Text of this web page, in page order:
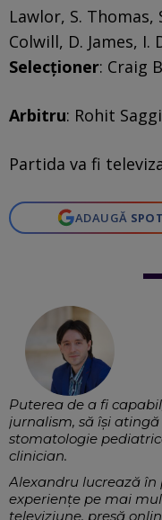
Lawlor, S. Thomas,
Colwill, D. James, I.
Selecționer: Craig
Arbitru: Rohit
Partida va fi
ADAUGĂ
Puterea de a fi
jurnalism, să își
stomatologie
clinician.
Alexandru lucrează în
experiențe pe mai
televiziune, presă